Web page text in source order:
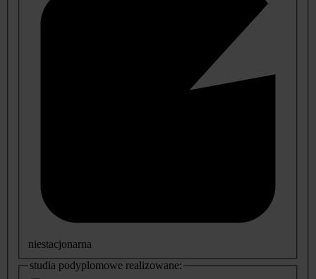
niestacjonarna
studia podyplomowe realizowane: